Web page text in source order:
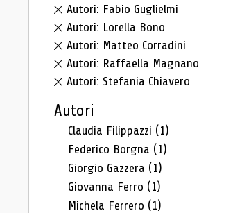
Autori: Fabio Guglielmi
Autori: Lorella Bono
Autori: Matteo Corradini
Autori: Raffaella Magnano
Autori: Stefania Chiavero
Autori
Claudia Filippazzi (1)
Federico Borgna (1)
Giorgio Gazzera (1)
Giovanna Ferro (1)
Michela Ferrero (1)